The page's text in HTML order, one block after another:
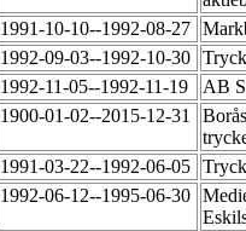
1991-10-10--1992-08-27
1992-09-03--1992-10-30
1992-11-05--1992-11-19
AB
1900-01-02--2015-12-31
1991-03-22--1992-06-05
1992-06-12--1995-06-30